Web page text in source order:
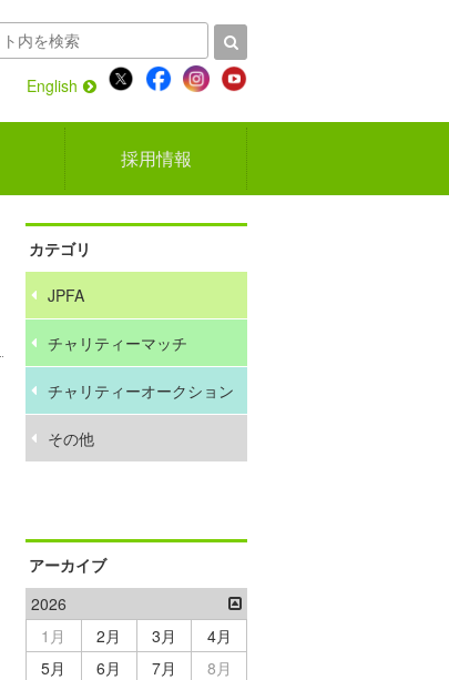
English
採用情報
カテゴリ
JPFA
チャリティーマッチ
チャリティーオークション
その他
アーカイブ
2026
1月
2月 3月
4月
5月
6月 7月
8月